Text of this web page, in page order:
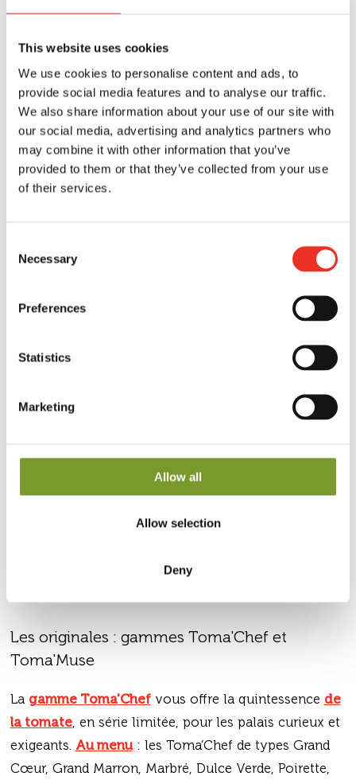
This website uses cookies
We use cookies to personalise content and ads, to
provide social media features and to analyse our traffic.
We also share information about your use of our site with
our social media, advertising and analytics partners who
may combine it with other information that you’ve
provided to them or that they’ve collected from your use
of their services.
Selection
Necessary
Preferences
Statistics
Marketing
Allow all
Allow selection
Deny
VOUS CHERCHEZ DES
TOMATES BELGES?
Les originales : gammes Toma'Chef et
Toma'Muse
La gamme Toma'Chefvous offre la quintessence de
la tomate, en série limitée, pour les palais curieux et
exigeants. Au menu: les Toma’Chef de types Grand
Cœur, Grand Marron, Marbré, Dulce Verde, Poirette,